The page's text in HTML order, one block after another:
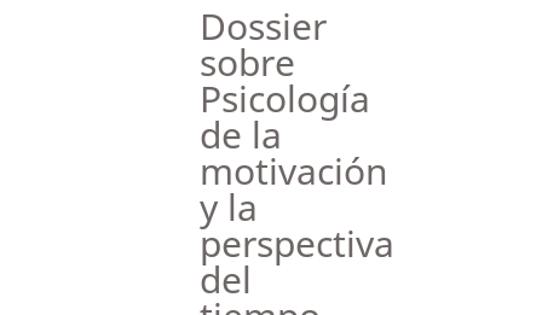
Dossier
sobre
Psicología
de la
motivación
y la
perspectiva
del